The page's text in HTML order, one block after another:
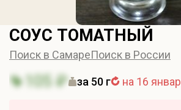
СОУС ТОМАТНЫЙ
Поиск в СамареПоиск в России
105 ₽ за 50 г на 16